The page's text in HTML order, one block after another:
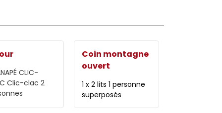
CLIC-
Clic-clac 2
Coin montagne
ouvert
1 x 2 lits 1 personne
superposés